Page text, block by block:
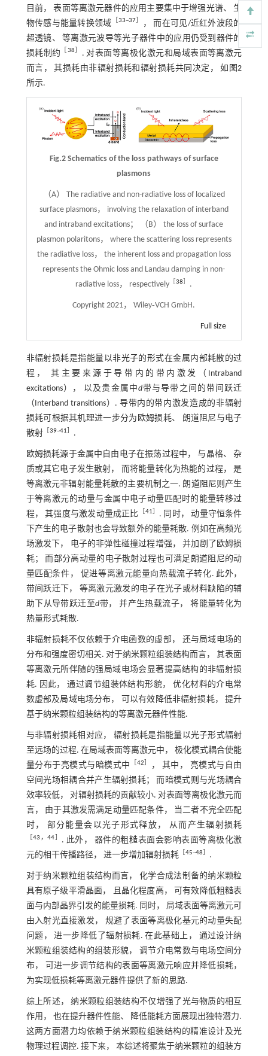
目前， 表面等离激元器件的应用主要集中于增强光谱、 生
物传感与能量转换领域 ［33~37］
， 而在可见/近红外波段的
超透镜、 等离激元波导等光子器件中的应用仍受到器件的
损耗制约
［38］ . 对表面等离极化激元和局域表面等离激元
而言， 其损耗由非辐射损耗和辐射损耗共同决定， 如 图2
所示.
Fig.2 Schematics of the loss pathways of surface
plasmons
（A） The radiative and non-radiative loss of localized
surface plasmons， involving the relaxation of interband
and intraband excitations； （B） the loss of surface
plasmon polaritons， where the scattering loss represents
the radiative loss， the inherent loss and propagation loss
represents the Ohmic loss and Landau damping in non-
radiative loss， respectively ［38 .
Copyright 2021， Wiley‐VCH GmbH.
Full size
非辐射损耗是指能量以非光子的形式在金属内部耗散的过
程， 其主要来源于导带内的带内激发（Intraband
excitations）， 以及贵金属中d带与导带之间的带间跃迁
（Interband transitions）. 导带内的带内激发造成的非辐射
损耗可根据其机理进一步分为欧姆损耗、 朗道阻尼与电子
散射［ 39~41 .
欧姆损耗源于金属中自由电子在振荡过程中， 与晶格、 杂
质或其它电子发生散射， 而将能量转化为热能的过程， 是
等离激元非辐射能量耗散的主要机制之一. 朗道阻尼则产生
于等离激元的动量与金属中电子动量匹配时的能量转移过
程， 其强度与激发动量成正比
41
. 同时， 动量守恒条件
下产生的电子散射也会导致额外的能量耗散. 例如在高频光
场激发下， 电子的非弹性碰撞过程增强， 并加剧了欧姆损
耗； 而部分高动量的电子散射过程也可满足朗道阻尼的动
量匹配条件， 促进等离激元能量向热载流子转化. 此外，
带间跃迁下， 等离激元激发的电子在光子或材料缺陷的辅
助下从导带跃迁至d带， 并产生热载流子， 将能量转化为
热量形式耗散.
非辐射损耗不仅依赖于介电函数的虚部， 还与局域电场的
分布和强度密切相关. 对于纳米颗粒组装结构而言， 其表面
等离激元所伴随的强局域电场会显著提高结构的非辐射损
耗. 因此， 通过调节组装体结构形貌， 优化材料的介电常
数虚部及局域电场分布， 可以有效降低非辐射损耗， 提升
基于纳米颗粒组装结构的等离激元器件性能.
与非辐射损耗相对应， 辐射损耗是指能量以光子形式辐射
至远场的过程. 在局域表面等离激元中， 极化模式耦合使能
量分布于亮模式与暗模式中
42
， 其中， 亮模式与自由
空间光场相耦合并产生辐射损耗； 而暗模式则与光场耦合
效率较低， 对辐射损耗的贡献较小. 对表面等离极化激元而
言， 由于其激发需满足动量匹配条件， 当二者不完全匹配
时， 部分能量会以光子形式释放， 从而产生辐射损耗
［43 ，44
. 此外， 器件的粗糙表面会影响表面等离极化激
元的相干传播路径， 进一步增加辐射损耗
45~48 .
对于纳米颗粒组装结构而言， 化学合成法制备的纳米颗粒
具有原子级平滑晶面， 且晶化程度高， 可有效降低粗糙表
面与内部晶界引发的能量损耗. 同时， 局域表面等离激元可
由入射光直接激发， 规避了表面等离极化基元的动量失配
问题， 进一步降低了辐射损耗. 在此基础上， 通过设计纳
米颗粒组装结构的组装形貌， 调节介电常数与电场空间分
布， 可进一步调节结构的表面等离激元响应并降低损耗，
为实现低损耗等离激元器件提供了新的思路.
综上所述， 纳米颗粒组装结构不仅增强了光与物质的相互
作用， 也在提升器件性能、 降低能耗方面展现出独特潜力.
这两方面潜力均依赖于纳米颗粒组装结构的精准设计及光
物理过程调控. 接下来， 本综述将聚焦于纳米颗粒的组装方